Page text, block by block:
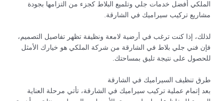
الملكي أفضل خدمات جلي وتلميع البلاط كجزء من التزامها بجودة
مشاريع تركيب سيراميك في الشارقة.
لذلك، إذا كنت ترغب في أرضية لامعة ونظيفة تظهر تفاصيل التصميم،
فإن فني جلي بلاط في الشارقة من شركة الملكي هو خيارك الأمثل
للحصول على نتيجة تليق بمساحتك.
طرق تنظيف السيراميك في الشارقة
بعد إتمام عملية تركيب سيراميك في الشارقة، تأتي مرحلة العناية